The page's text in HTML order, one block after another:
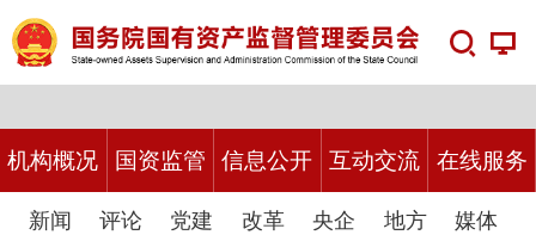
机构概况 国资监管 信息公开 互动交流 在线服务
新闻 评论 党建 改革 央企 地方
媒体